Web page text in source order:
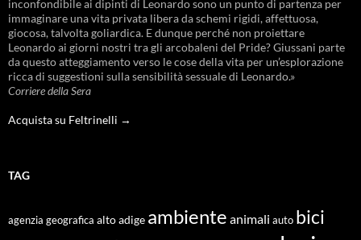
inconfondibile ai dipinti di Leonardo sono un punto di partenza per
immaginare una vita privata libera da schemi rigidi, affettuosa,
giocosa, talvolta goliardica. E dunque perché non proiettare
Leonardo ai giorni nostri tra gli arcobaleni del Pride? Giussani parte
da questo atteggiamento verso le cose della vita per un’esplorazione
ricca di suggestioni sulla sensibilità sessuale di Leonardo.»
Corriere della Sera
Acquista su Feltrinelli →
TAG
agenzia geografica alto adige ambiente animali auto bici